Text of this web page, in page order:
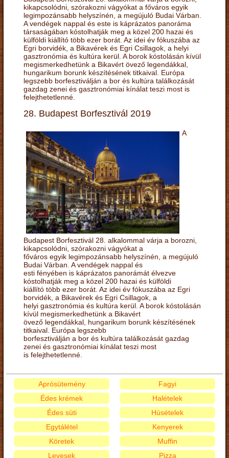
kikapcsolódni, szórakozni vágyókat a főváros egyik
legimpozánsabb helyszínén, a megújuló Budai Várban.
A vendégek nappal és este is káprázatos panoráma
társaságában kóstolhatják meg a közel 200 hazai és
külföldi kiállító több ezer borát. Az idei év fókuszába az
Egri borvidék, a Bikavérek és Egri Csillagok, a helyi
gasztronómia és kultúra kerül. A borok kóstolásán kívül
megismerkedhetünk a Bikavért övező legendákkal,
hungarikum borunk készítésének titkaival. Európa
legszebb borfesztiválján a bor és kultúra találkozását
gazdag zenei és gasztronómiai kínálat teszi most is
felejthetetlenné.
28. Budapest Borfesztivál 2019
A
Budapest Borfesztivál 28. alkalommal várja a borozni,
kikapcsolódni, szórakozni vágyókat a
főváros egyik legimpozánsabb helyszínén, a megújuló
Budai Várban. A vendégek nappal és
esti fényében is káprázatos panorámát élvezve
kóstolhatják meg a közel 200 hazai és külföldi
kiállító több ezer borát. Az idei év fókuszába az Egri
borvidék, a Bikavérek és Egri Csillagok, a
helyi gasztronómia és kultúra kerül. A borok kóstolásán
kívül megismerkedhetünk a Bikavért
övező legendákkal, hungarikum borunk készítésének
titkaival. Európa legszebb
borfesztiválján a bor és kultúra találkozását gazdag
zenei és gasztronómiai kínálat teszi most
is felejthetetlenné.
Aprósütemény
Édes krémek
Édes süti
Egytálétel
Fagyi
Halételek
Húsételek
Kenyerek
Köretek
Levesek
Muffin
Pizza